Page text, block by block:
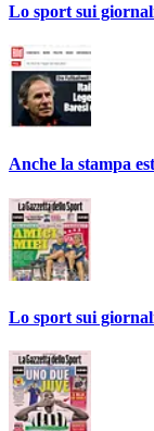
Lo sport sui
Anche la stampa
Lo sport sui